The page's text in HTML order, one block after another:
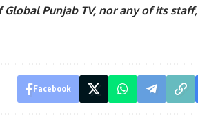
Punjab TV, nor any of its staff,
Facebook